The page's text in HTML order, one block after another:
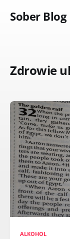
Sober Blog
Zdrowie
ALKOHOL